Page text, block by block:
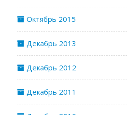
Октябрь 2015
Декабрь 2013
Декабрь 2012
Декабрь 2011